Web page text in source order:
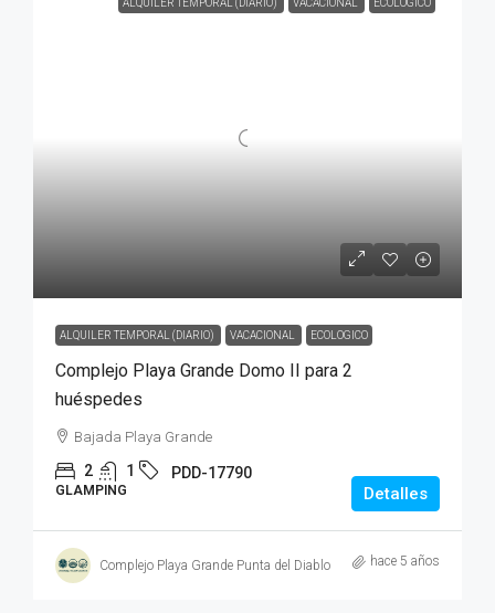
ALQUILER TEMPORAL (DIARIO) VACACIONAL ECOLOGICO
ALQUILER TEMPORAL (DIARIO) VACACIONAL ECOLOGICO
Complejo Playa Grande Domo II para 2
huéspedes
Bajada Playa Grande
2 1 PDD-17790
GLAMPING Detalles
Complejo Playa Grande Punta del Diablo hace 5 años